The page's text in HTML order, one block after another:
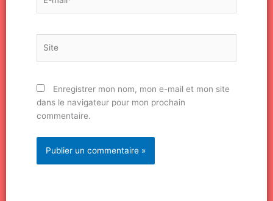
mail*
Enregistrer mon nom, mon e-mail et mon site
dans le navigateur pour mon prochain
commentaire.